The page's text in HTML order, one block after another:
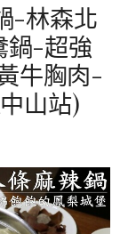
-林森北
鍋-超強
牛胸肉-
山站)